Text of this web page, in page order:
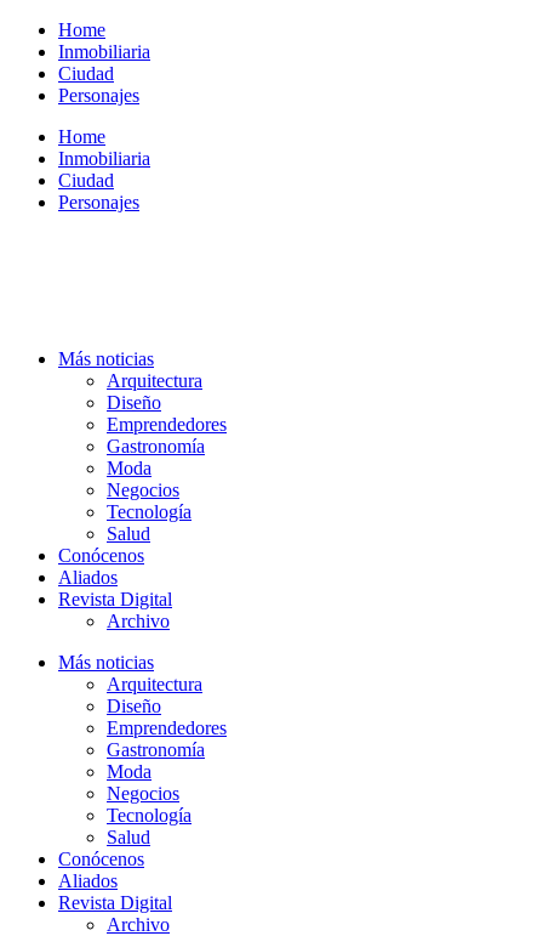
contenido
Home
Inmobiliaria
Ciudad
Personajes
Home
Inmobiliaria
Ciudad
Personajes
Más noticias
Arquitectura
Diseño
Emprendedores
Gastronomía
Moda
Negocios
Tecnología
Salud
Conócenos
Aliados
Revista Digital
Archivo
Más noticias
Arquitectura
Diseño
Emprendedores
Gastronomía
Moda
Negocios
Tecnología
Salud
Conócenos
Aliados
Revista Digital
Archivo